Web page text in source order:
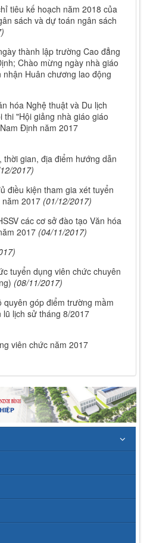
tiêu kế hoạch năm 2018 của
sách và dự toán ngân sách
thành lập trường Cao đẳng
Chào mừng ngày nhà giáo
Huân chương lao động
hóa Nghệ thuật và Du lịch
thi "Hội giảng nhà giáo giáo
Định năm 2017
thời gian, địa điểm hướng dẫn
2017)
điều kiện tham gia xét tuyển
2017 (01/12/2017)
các cơ sở đào tạo Văn hóa
2017 (04/11/2017)
tuyển dụng viên chức chuyên
(08/11/2017)
góp điểm trường mầm
lũ lịch sử tháng 8/2017
viên chức năm 2017
của nhà giáo trường Cao
trí công tác năm 2026
học phí, miễn, giảm, hỗ trợ
tập và giá dịch vụ trong
tạo